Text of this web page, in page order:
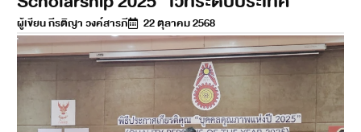
ผู้เขียนกีรติญา วงค์สารภี 22 ตุลาคม 2568